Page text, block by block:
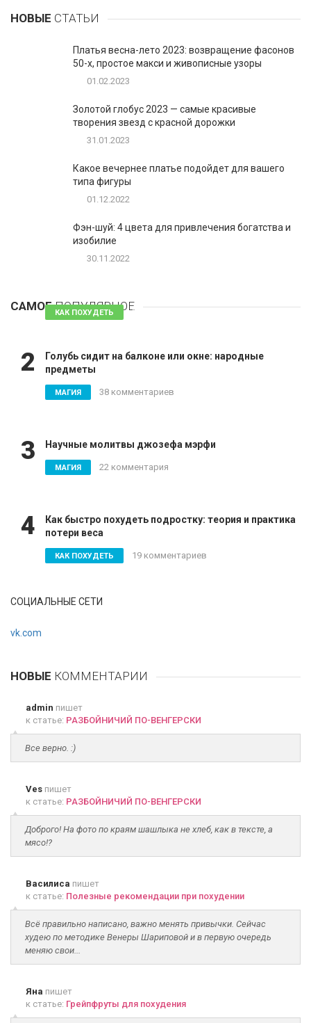
НОВЫЕ СТАТЬИ
Платья весна-лето 2023: возвращение фасонов
50-х, простое макси и живописные узоры
01.02.2023
Золотой глобус 2023 — самые красивые
творения звезд с красной дорожки
31.01.2023
Какое вечернее платье подойдет для вашего
типа фигуры
01.12.2022
Фэн-шуй: 4 цвета для привлечения богатства и
изобилие
30.11.2022
САМОЕПОПУЛЯРНОЕ
КАК ПОХУДЕТЬ 81 комментарий
2
Голубь сидит на балконе или окне: народные
предметы
МАГИЯ 38 комментариев
3 Научные молитвы джозефа мэрфи
МАГИЯ 22 комментария
4
Как быстро похудеть подростку: теория и практика
потери веса
КАК ПОХУДЕТЬ 19 комментариев
СОЦИАЛЬНЫЕ СЕТИ
vk.com
НОВЫЕ КОММЕНТАРИИ
admin пишет
к статье: РАЗБОЙНИЧИЙ ПО-ВЕНГЕРСКИ
Все верно. :)
Ves пишет
к статье: РАЗБОЙНИЧИЙ ПО-ВЕНГЕРСКИ
Доброго! На фото по краям шашлыка не хлеб, как в тексте, а
мясо!?
Василиса пишет
к статье: Полезные рекомендации при похудении
Всё правильно написано, важно менять привычки. Сейчас
худею по методике Венеры Шариповой и в первую очередь
меняю свои...
Яна пишет
к статье: Грейпфруты для похудения